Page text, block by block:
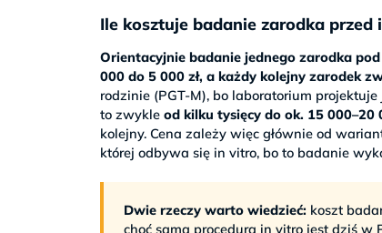
Ile kosztuje badanie zarodka przed
Orientacyjnie badanie jednego zarodka
000 do 5 000 zł, a każdy kolejny zarodek
rodzinie (PGT-M), bo laboratorium
to zwykleod kilku tysięcy do ok. 15
kolejny. Cena zależy więc głównie od
której odbywa się in vitro, bo to badanie
Dwie rzeczy warto wiedzieć: koszt
choć sama procedura in vitro jest dziś w